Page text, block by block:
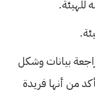
للهيئة.
بيانات وشكل
من أنها فريدة